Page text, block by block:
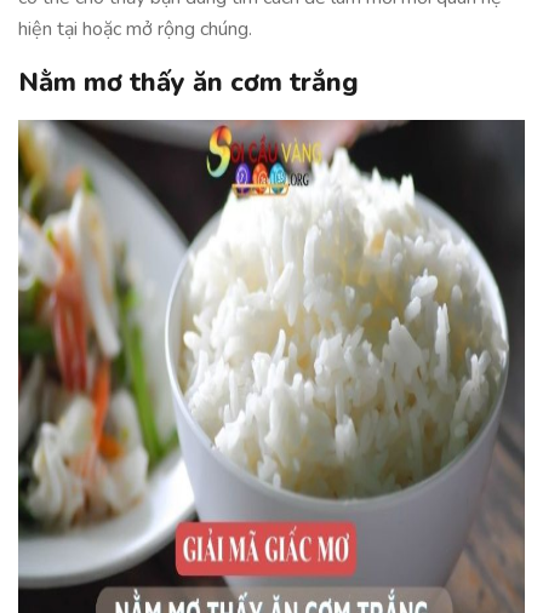
hiện tại hoặc mở rộng chúng.
Nằm mơ thấy ăn cơm trắng